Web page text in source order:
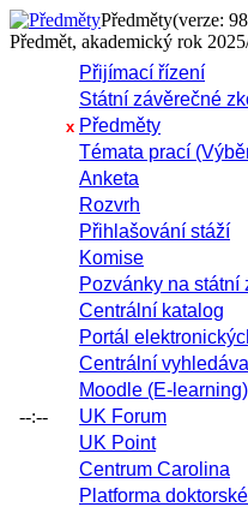
Předměty(verze:
Předmět, akademický rok
--:--
Přijímací řízení
Státní závěrečné
x Předměty
Témata prací
Anketa
Rozvrh
Přihlašování stáží
Komise
Pozvánky na státní
Centrální katalog
Portál
Centrální
Moodle (E-learning)
UK Forum
UK Point
Centrum Carolina
Platforma